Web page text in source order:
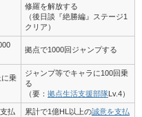
修羅を解放する
（後日談『絶勝編』ステージ1
クリア）
拠点で1000回ジャンプする
に乗
ジャンプ等でキャラに100回乗
る
（要： 拠点生活支援部隊Lv.4）
払
累計で1億HL以上の誠意を支払